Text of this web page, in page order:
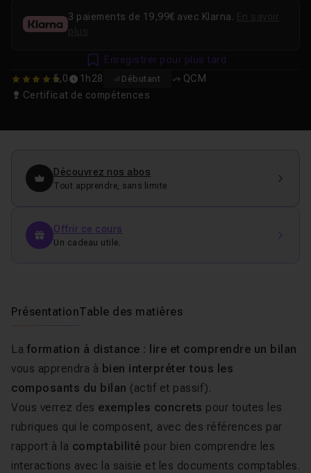
5 5,0 1h28 Débutant
QCM
Certificat de compétences
3 paiements de 19,99€ avec Klarna.
Enregistrer pour plus tard
Découvrez nos abos
Tout apprendre, sans limite
Offrir ce cours
Un cadeau utile.
PrésentationTable des matières
La formation à distance : lire et comprendre un bilan
vous apprendra à bien interpréter tous les
composants du bilan (actif et passif).
Vous verrez des exemples concrets pour toutes les
rubriques qui le composent, avec des références par
rapport à la comptabilité pour bien comprendre les
interactions avec la saisie et les documents comptables.